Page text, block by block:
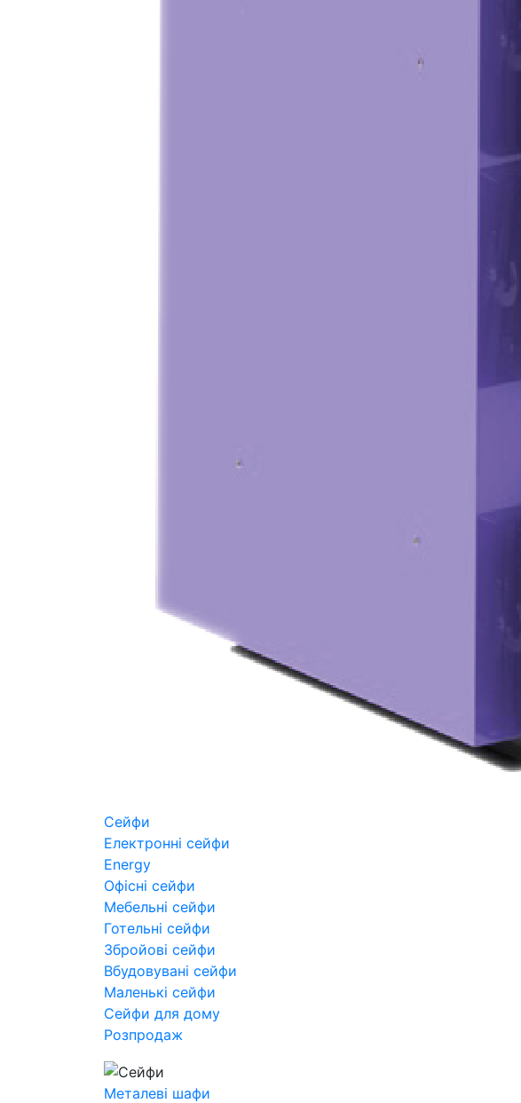
Сейфи
Електронні сейфи
Energy
Офісні сейфи
Мебельні сейфи
Готельні сейфи
Збройові сейфи
Вбудовувані сейфи
Маленькі сейфи
Сейфи для дому
Розпродаж
Металеві шафи